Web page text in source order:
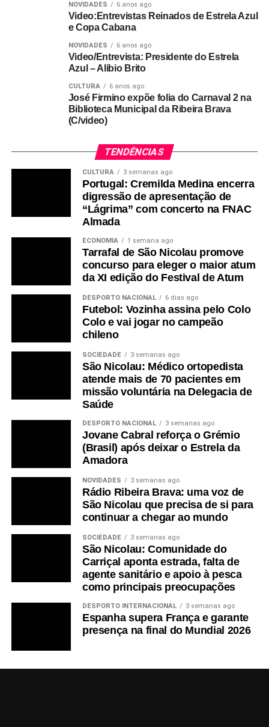
NOVIDADES 6 anos ago
Video:Entrevistas Reinados de Estrela Azul
e Copa Cabana
NOVIDADES 6 anos ago
Video/Entrevista: Presidente do Estrela
Azul – Alibio Brito
CULTURA 6 anos ago
José Firmino expõe folia do Carnaval 2 na
Biblioteca Municipal da Ribeira Brava
(C/video)
TENDÊNCIAS
CULTURA 3 semanas ago
Portugal: Cremilda Medina encerra
digressão de apresentação de
“Lágrima” com concerto na FNAC
Almada
ECONOMIA 1 semana ago
Tarrafal de São Nicolau promove
concurso para eleger o maior atum
da XI edição do Festival de Atum
DESPORTO NACIONAL 6 dias ago
Futebol: Vozinha assina pelo Colo
Colo e vai jogar no campeão
chileno
SOCIEDADE 3 semanas ago
São Nicolau: Médico ortopedista
atende mais de 70 pacientes em
missão voluntária na Delegacia de
Saúde
DESPORTO NACIONAL 3 semanas ago
Jovane Cabral reforça o Grémio
(Brasil) após deixar o Estrela da
Amadora
NOVIDADES 3 semanas ago
Rádio Ribeira Brava: uma voz de
São Nicolau que precisa de si para
continuar a chegar ao mundo
SOCIEDADE 3 semanas ago
São Nicolau: Comunidade do
Carriçal aponta estrada, falta de
agente sanitário e apoio à pesca
como principais preocupações
DESPORTO INTERNACIONAL 3 semanas ago
Espanha supera França e garante
presença na final do Mundial 2026